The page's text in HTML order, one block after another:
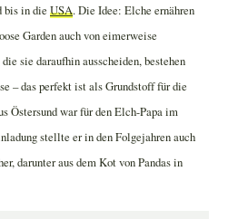
bis in die USA. Die Idee: Elche ernähren
Garden auch von eimerweise
sie daraufhin ausscheiden, bestehen
– das perfekt ist als Grundstoff für die
Östersund war für den Elch-Papa im
stellte er in den Folgejahren auch
darunter aus dem Kot von Pandas in